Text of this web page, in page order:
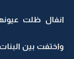
انفال ظلت
واختفت بين